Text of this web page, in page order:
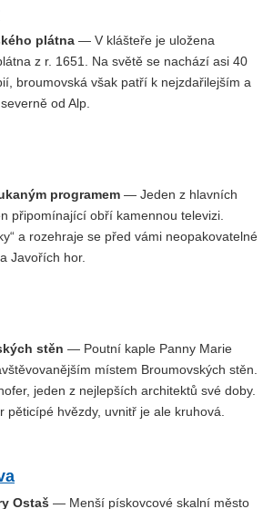
plátna — V klášteře je uložena
z r. 1651. Na světě se nachází asi 40
broumovská však patří k nejzdařilejším a
od Alp.
programem — Jeden z hlavních
připomínající obří kamennou televizi.
a rozehraje se před vámi neopakovatelné
Javořích hor.
stěn — Poutní kaple Panny Marie
místem Broumovských stěn.
jeden z nejlepších architektů své doby.
pěticípé hvězdy, uvnitř je ale kruhová.
Ostaš — Menší pískovcové skalní město